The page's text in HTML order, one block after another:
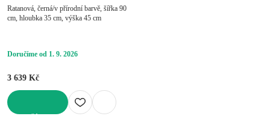
Ratanová, černá/v přírodní barvě, šířka 90
cm, hloubka 35 cm, výška 45 cm
Doručíme od 1. 9. 2026
3 639 Kč